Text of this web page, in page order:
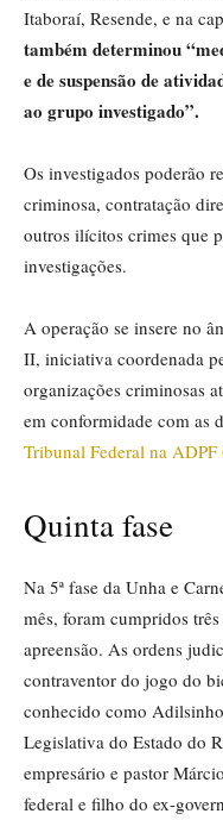
Itaboraí, Resende, e na
também determinou
e de suspensão de
ao grupo investigado”.
Os investigados poderão
criminosa, contratação
outros ilícitos crimes que
investigações.
A operação se insere no
II, iniciativa coordenada
organizações criminosas
em conformidade com as
Tribunal Federal na ADPF
Quinta fase
Na 5ª fase da Unha e
mês, foram cumpridos
apreensão. As ordens
contraventor do jogo do
conhecido como
Legislativa do Estado do
empresário e pastor
federal e filho do ex-